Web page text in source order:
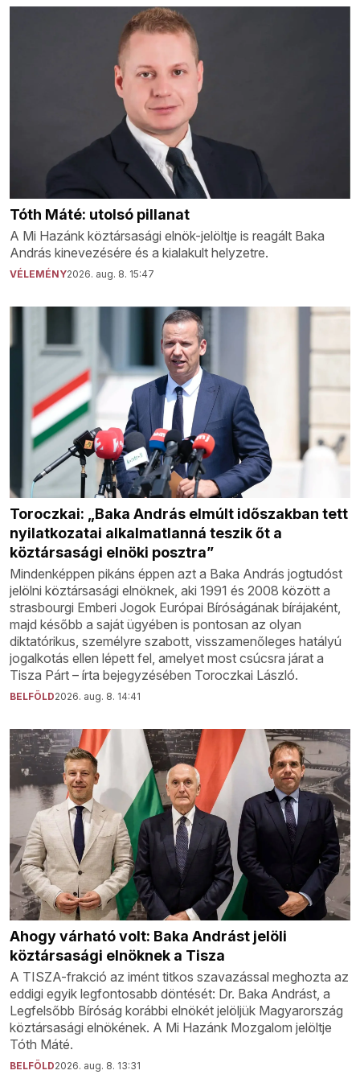
Tóth Máté: utolsó pillanat
A Mi Hazánk köztársasági elnök-jelöltje is reagált Baka
András kinevezésére és a kialakult helyzetre.
VÉLEMÉNY2026. aug. 8. 15:47
Toroczkai: „Baka András elmúlt időszakban tett
nyilatkozatai alkalmatlanná teszik őt a
köztársasági elnöki posztra”
Mindenképpen pikáns éppen azt a Baka András jogtudóst
jelölni köztársasági elnöknek, aki 1991 és 2008 között a
strasbourgi Emberi Jogok Európai Bíróságának bírájaként,
majd később a saját ügyében is pontosan az olyan
diktatórikus, személyre szabott, visszamenőleges hatályú
jogalkotás ellen lépett fel, amelyet most csúcsra járat a
Tisza Párt – írta bejegyzésében Toroczkai László.
BELFÖLD2026. aug. 8. 14:41
Ahogy várható volt: Baka Andrást jelöli
köztársasági elnöknek a Tisza
A TISZA-frakció az imént titkos szavazással meghozta az
eddigi egyik legfontosabb döntését: Dr. Baka Andrást, a
Legfelsőbb Bíróság korábbi elnökét jelöljük Magyarország
köztársasági elnökének. A Mi Hazánk Mozgalom jelöltje
Tóth Máté.
BELFÖLD2026. aug. 8. 13:31